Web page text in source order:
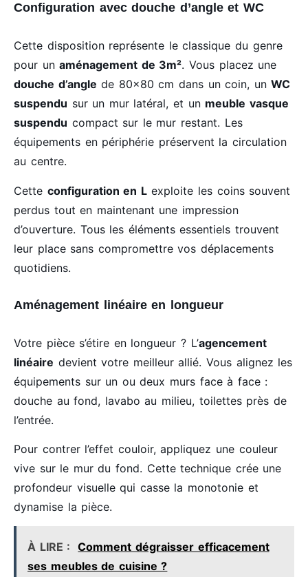
Configuration avec douche d’angle et WC
Cette disposition représente le classique du genre
pour unaménagement de 3m². Vous placez une
douche d’angle de 80×80 cm dans un coin, unWC
suspendu sur un mur latéral, et un meuble vasque
suspendu compact sur le mur restant. Les
équipements en périphérie préservent la circulation
au centre.
Cette configuration en Lexploite les coins souvent
perdus tout en maintenant une impression
d’ouverture. Tous les éléments essentiels trouvent
leur place sans compromettre vos déplacements
quotidiens.
Aménagement linéaire en longueur
Votre pièce s’étire en longueur ? L’agencement
linéaire devient votre meilleur allié. Vous alignez les
équipements sur un ou deux murs face à face :
douche au fond, lavabo au milieu, toilettes près de
l’entrée.
Pour contrer l’effet couloir, appliquez une couleur
vive sur le mur du fond. Cette technique crée une
profondeur visuelle qui casse la monotonie et
dynamise la pièce.
À LIRE :
Comment dégraisser efficacement
ses meubles de cuisine ?